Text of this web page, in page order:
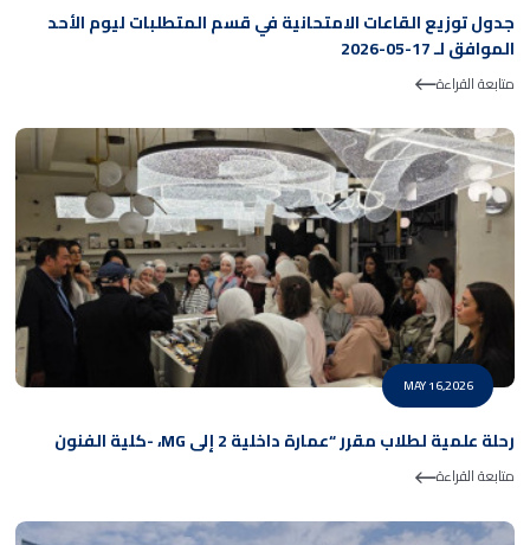
جدول توزيع القاعات الامتحانية في قسم المتطلبات ليوم الأحد
الموافق لـ 17-05-2026
متابعة القراءة
MAY 16,2026
رحلة علمية لطلاب مقرر “عمارة داخلية 2 إلى MG، -كلية الفنون
متابعة القراءة